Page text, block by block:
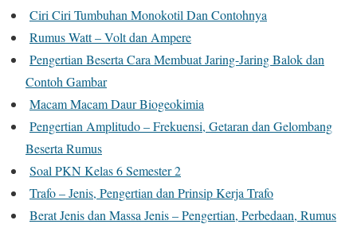
Ciri Ciri Tumbuhan Monokotil Dan Contohnya
Rumus Watt – Volt dan Ampere
Pengertian Beserta Cara Membuat Jaring-Jaring Balok dan
Contoh Gambar
Macam Macam Daur Biogeokimia
Pengertian Amplitudo – Frekuensi, Getaran dan Gelombang
Beserta Rumus
Soal PKN Kelas 6 Semester 2
Trafo – Jenis, Pengertian dan Prinsip Kerja Trafo
Berat Jenis dan Massa Jenis – Pengertian, Perbedaan, Rumus